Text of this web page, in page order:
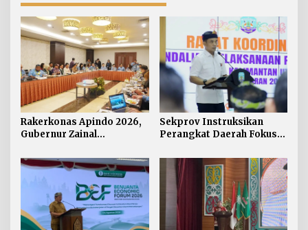
Rakerkonas Apindo 2026,
Gubernur Zainal
Strategis Kaltara ke
Perwakilan Negara
Sekprov Instruksikan
Perangkat Daerah Fokus